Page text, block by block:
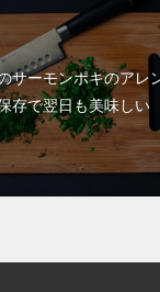
サーモンポキのアレ
存で翌日も美味しい